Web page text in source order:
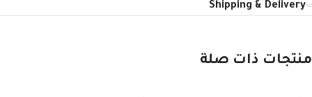
Shipping & Delivery
منتجات ذات صلة